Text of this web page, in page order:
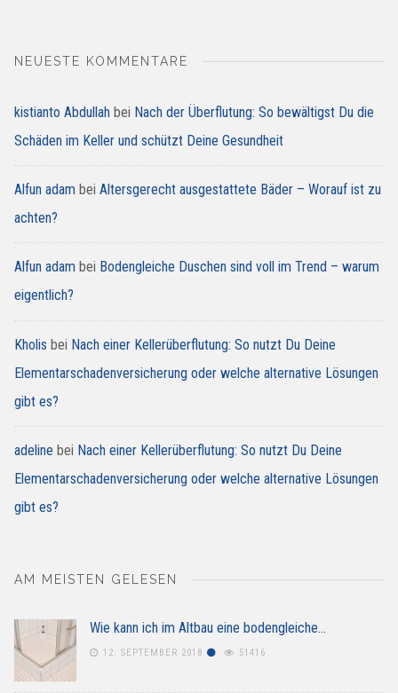
NEUESTE KOMMENTARE
kistianto Abdullah bei Nach der Überflutung: So bewältigst Du die
Schäden im Keller und schützt Deine Gesundheit
Alfun adam bei Altersgerecht ausgestattete Bäder – Worauf ist zu
achten?
Alfun adam bei Bodengleiche Duschen sind voll im Trend – warum
eigentlich?
Kholis bei Nach einer Kellerüberflutung: So nutzt Du Deine
Elementarschadenversicherung oder welche alternative Lösungen
gibt es?
adeline bei Nach einer Kellerüberflutung: So nutzt Du Deine
Elementarschadenversicherung oder welche alternative Lösungen
gibt es?
AM MEISTEN GELESEN
Wie kann ich im Altbau eine bodengleiche…
12. SEPTEMBER 2018 51416